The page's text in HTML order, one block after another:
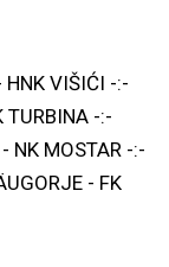
VIŠIĆI -:-
-:-
MOSTAR -:-
- FK